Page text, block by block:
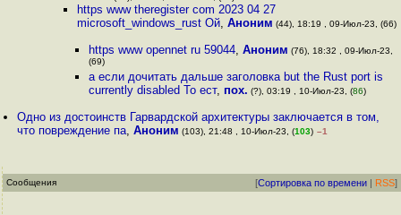
https www theregister com 2023 04 27
microsoft_windows_rust Ой, Аноним (44), 18:19 , 09-Июл-23, (66)
https www opennet ru 59044,Аноним (76), 18:32 , 09-Июл-23,
(69)
а если дочитать дальше заголовка but the Rust port is
currently disabled То ест, пох. (?), 03:19 , 10-Июл-23, (86)
Одно из достоинств Гарвардской архитектуры заключается в том,
что повреждение па,Аноним (103), 21:48 , 10-Июл-23, (103) –1
Сообщения [Сортировка по времени | RSS]